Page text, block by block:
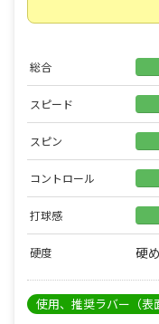
総合
スピード
スピン
コントロール
打球感
硬度 硬
使用、推奨ラバー（表